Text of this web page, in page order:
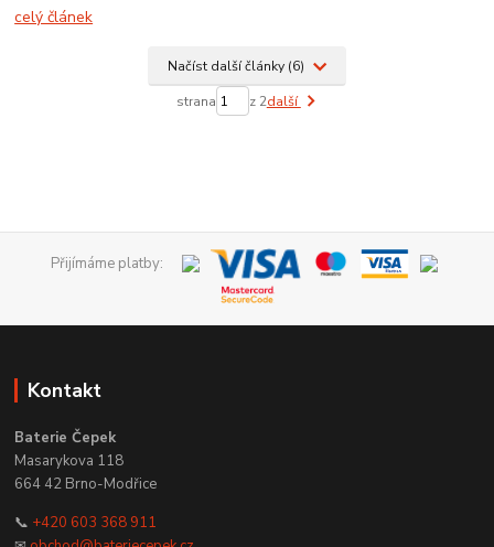
celý článek
Načíst další články (6)
strana z 2další
Přijímáme platby:
Kontakt
Baterie Čepek
Masarykova 118
664 42 Brno-Modřice
📞 +420 603 368 911